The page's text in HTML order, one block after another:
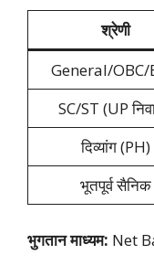
श्रेणी
General/OBC/
SC/ST (UP
दिव्यांग (PH)
भूतपूर्व सैनिक
भुगतान माध्यम: Net